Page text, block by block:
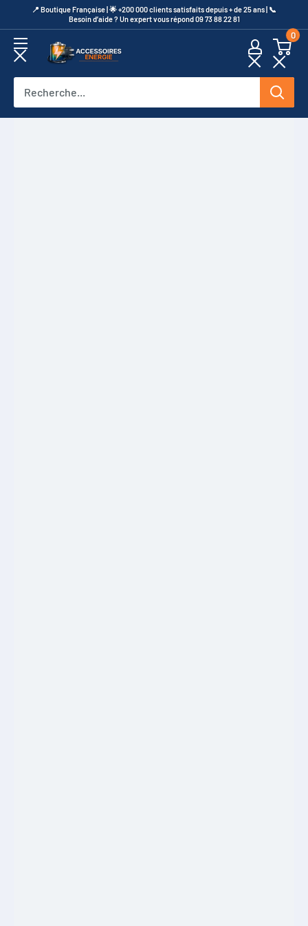
au
contenu
​📍​ Boutique Française | 🌟 +200 000 clients satisfaits depuis + de 25 ans | 📞​
Besoin d’aide ? Un expert vous répond 09 73 88 22 81
Accessoires
0